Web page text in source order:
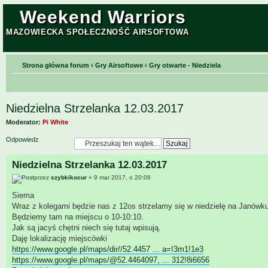
Weekend Warriors
MAZOWIECKA SPOŁECZNOŚĆ AIRSOFTOWA
Strona główna forum ‹ Gry Airsoftowe ‹ Gry otwarte - Niedziela
Niedzielna Strzelanka 12.03.2017
Moderator: Pi White
Odpowiedz
Niedzielna Strzelanka 12.03.2017
przez szybkikocur » 9 mar 2017, o 20:06
Siema
Wraz z kolegami będzie nas z 12os strzelamy się w niedzielę na
Będziemy tam na miejscu o 10-10:10.
Jak są jacyś chętni niech się tutaj wpisują.
Daję lokalizację miejscówki
https://www.google.pl/maps/dir//52.4457 ... a=!3m1!1e3
https://www.google.pl/maps/@52.4464097, ... 312!8i6656